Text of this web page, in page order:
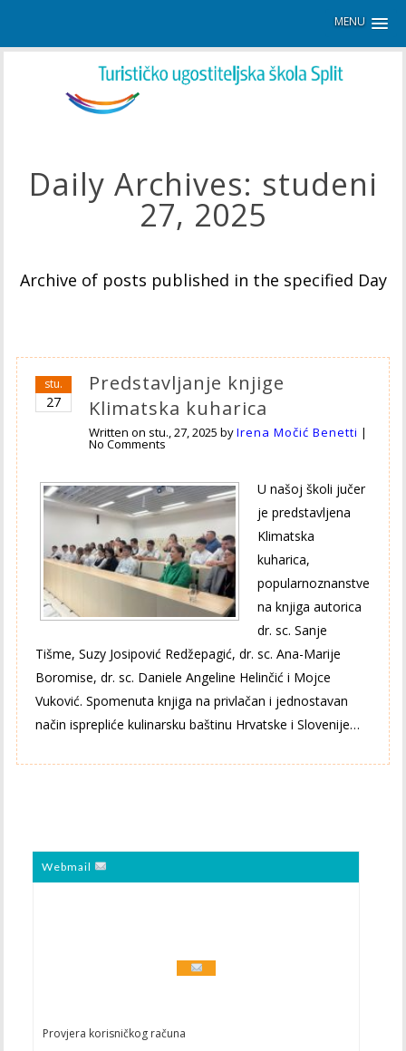
MENU
Daily Archives: studeni
27, 2025
Archive of posts published in the specified Day
stu.
27
Predstavljanje knjige
Klimatska kuharica
Written on stu., 27, 2025 byIrena Močić Benetti |
No Comments
U našoj školi jučer
je predstavljena
Klimatska
kuharica,
popularnoznanstve
na knjiga autorica
dr. sc. Sanje
Tišme, Suzy Josipović Redžepagić, dr. sc. Ana-Marije
Boromise, dr. sc. Daniele Angeline Helinčić i Mojce
Vuković. Spomenuta knjiga na privlačan i jednostavan
način isprepliće kulinarsku baštinu Hrvatske i Slovenije…
Webmail
Provjera korisničkog računa